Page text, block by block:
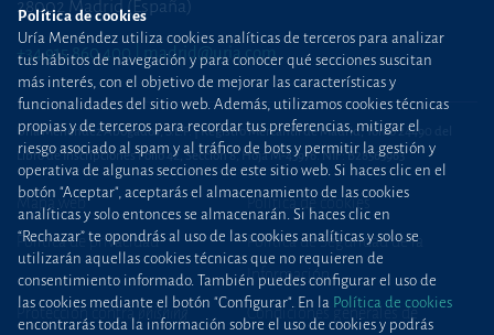
28002 Madrid (España)
+34 915 860 400 madrid@uria.com
Uría Menéndez Abogados, S.L.P. | Registro Mercantil de Madrid, Tomo 24490 del
Libro de Inscripciones Folio 42, Sección 8, Hoja M-43976. NIF: B28563963
Mapa web Política de cookies
Política de privacidad
Política de Seguridad de la
Información
Protección contraphishing Condiciones generales de
Política de cookies
Uría Menéndez utiliza cookies analíticas de terceros para analizar
tus hábitos de navegación y para conocer qué secciones suscitan
más interés, con el objetivo de mejorar las características y
funcionalidades del sitio web. Además, utilizamos cookies técnicas
propias y de terceros para recordar tus preferencias, mitigar el
riesgo asociado al spam y al tráfico de bots y permitir la gestión y
operativa de algunas secciones de este sitio web. Si haces clic en el
botón "Aceptar", aceptarás el almacenamiento de las cookies
analíticas y solo entonces se almacenarán. Si haces clic en
“Rechazar” te opondrás al uso de las cookies analíticas y solo se
utilizarán aquellas cookies técnicas que no requieren de
consentimiento informado. También puedes configurar el uso de
las cookies mediante el botón "Configurar". En la Política de cookies
encontrarás toda la información sobre el uso de cookies y podrás